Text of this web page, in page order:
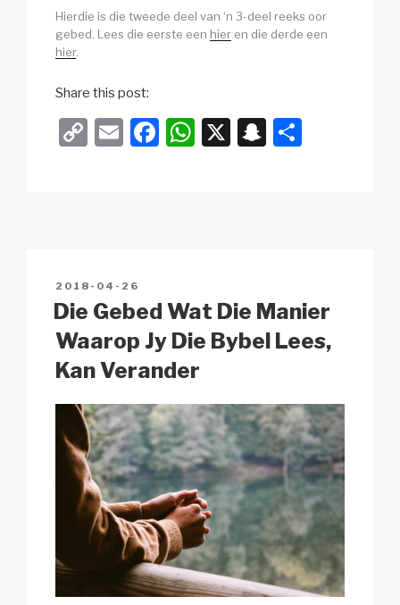
Hierdie is die tweede deel van ‘n 3-deel reeks oor
gebed. Lees die eerste een hier en die derde een
hier.
Share this post:
C
n
k
E
F
o
k
W
p
X
S
at
POSTED
ON
2018-04-26
Die Gebed Wat Die Manier
Waarop Jy Die Bybel Lees,
Kan Verander